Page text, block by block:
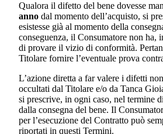
Qualora il difetto del bene dovesse
anno dal momento dell’acquisto, si
esistesse già al momento della
conseguenza, il Consumatore non ha,
di provare il vizio di conformità.
Titolare fornire l’eventuale prova
L’azione diretta a far valere i difetti
occultati dal Titolare e/o da Tanca
si prescrive, in ogni caso, nel termine di
dalla consegna del bene. Il
per l’esecuzione del Contratto può
riportati in questi Termini.